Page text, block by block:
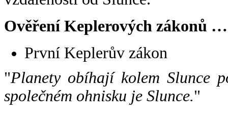
Ověření Keplerových zákonů …
První Keplerův zákon
"Planety obíhají kolem Slunce
společném ohnisku je Slunce."